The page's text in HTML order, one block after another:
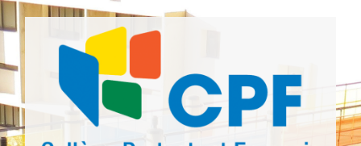
Passer au contenu principal